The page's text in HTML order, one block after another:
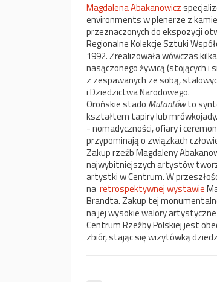
Magdalena Abakanowicz
environments w plenerze z
przeznaczonych do ekspozycji
Regionalne Kolekcje Sztuki
1992. Zrealizowała wówczas
nasączonego żywicą (stojących i
z zespawanych ze sobą,
i Dziedzictwa Narodowego.
Orońskie stado Mutantówto
kształtem tapiry lub
- nomadyczności, ofiary i
przypominają o związkach
Zakup rzeźb Magdaleny
najwybitniejszych artystów
artystki w Centrum. W
na retrospektywnej wystawie
Brandta. Zakup tej
na jej wysokie walory
Centrum Rzeźby Polskiej jest
zbiór, stając się wizytówką